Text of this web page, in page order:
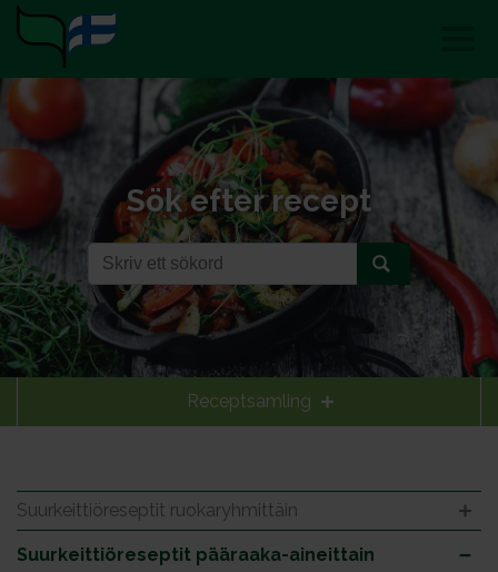
Sök efter recept
Receptsamling
Suurkeittiöreseptit ruokaryhmittäin
Suurkeittiöreseptit pääraaka-aineittain